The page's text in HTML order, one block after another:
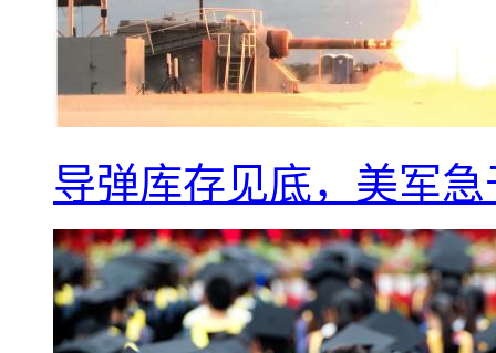
导弹库存见底，美军